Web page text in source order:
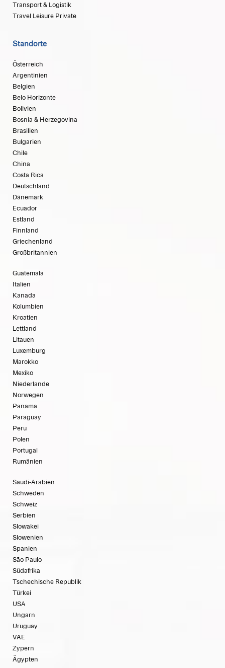
Transport & Logistik
Travel Leisure Private
Standorte
Österreich
Argentinien
Belgien
Belo Horizonte
Bolivien
Bosnia & Herzegovina
Brasilien
Bulgarien
Chile
China
Costa Rica
Deutschland
Dänemark
Ecuador
Estland
Finnland
Griechenland
Großbritannien
Guatemala
Italien
Kanada
Kolumbien
Kroatien
Lettland
Litauen
Luxemburg
Marokko
Mexiko
Niederlande
Norwegen
Panama
Paraguay
Peru
Polen
Portugal
Rumänien
Saudi-Arabien
Schweden
Schweiz
Serbien
Slowakei
Slowenien
Spanien
São Paulo
Südafrika
Tschechische Republik
Türkei
USA
Ungarn
Uruguay
VAE
Zypern
Ägypten